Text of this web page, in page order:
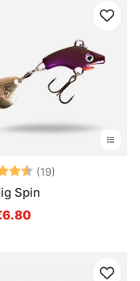
(19)
Spin